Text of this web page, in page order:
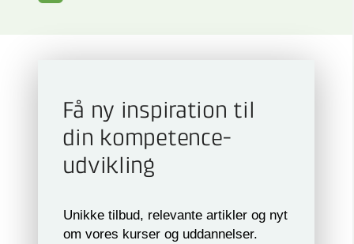
Få ny inspiration til
din kompetence­
udvikling
Unikke tilbud, relevante artikler og nyt
om vores kurser og uddannelser.